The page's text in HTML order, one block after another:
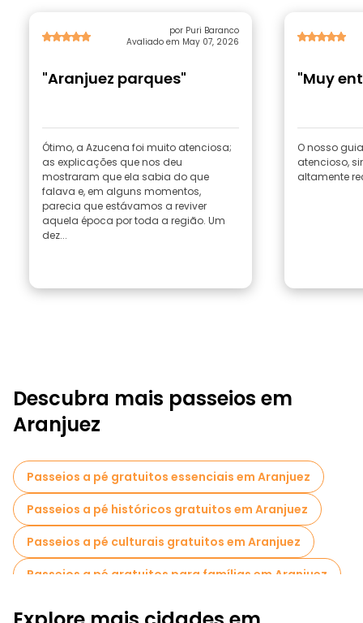
por Puri Baranco
Avaliado em May 07, 2026
"Aranjuez parques"
Ótimo, a Azucena foi muito atenciosa;
as explicações que nos deu
mostraram que ela sabia do que
falava e, em alguns momentos,
parecia que estávamos a reviver
aquela época por toda a região. Um
dez...
"Muy
O nosso
atencioso,
altamente
Descubra mais passeios em
Aranjuez
Passeios a pé gratuitos essenciais em Aranjuez
Passeios a pé históricos gratuitos em Aranjuez
Passeios a pé culturais gratuitos em Aranjuez
Passeios a pé gratuitos para famílias em Aranjuez
Museus em Aranjuez